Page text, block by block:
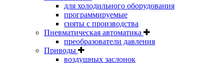
для холодильного оборудования
программируемые
сняты с производства
Пневматическая автоматика
преобразователи давления
Приводы
воздушных заслонок